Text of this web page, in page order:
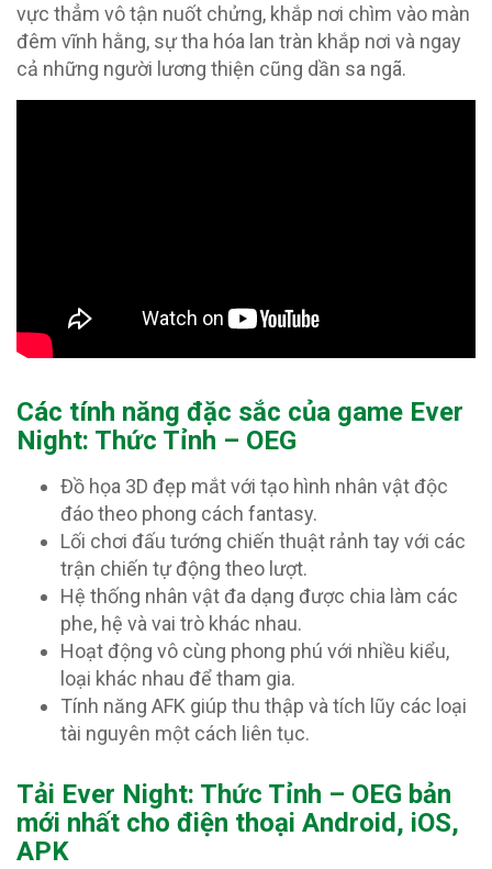
vực thẳm vô tận nuốt chửng, khắp nơi chìm vào màn
đêm vĩnh hằng, sự tha hóa lan tràn khắp nơi và ngay
cả những người lương thiện cũng dần sa ngã.
Các tính năng đặc sắc của game Ever
Night: Thức Tỉnh – OEG
Đồ họa 3D đẹp mắt với tạo hình nhân vật độc
đáo theo phong cách fantasy.
Lối chơi đấu tướng chiến thuật rảnh tay với các
trận chiến tự động theo lượt.
Hệ thống nhân vật đa dạng được chia làm các
phe, hệ và vai trò khác nhau.
Hoạt động vô cùng phong phú với nhiều kiểu,
loại khác nhau để tham gia.
Tính năng AFK giúp thu thập và tích lũy các loại
tài nguyên một cách liên tục.
Tải Ever Night: Thức Tỉnh – OEG bản
mới nhất cho điện thoại Android, iOS,
APK